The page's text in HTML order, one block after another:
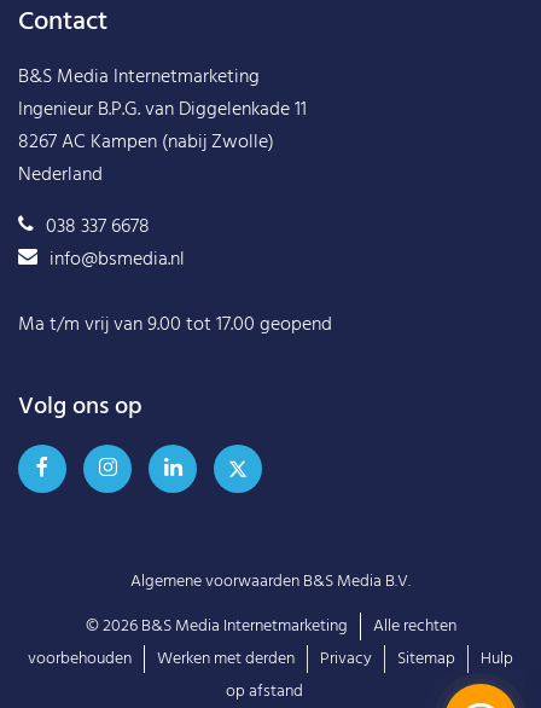
Contact
B&S Media Internetmarketing
Ingenieur B.P.G. van Diggelenkade 11
8267 AC Kampen (nabij Zwolle)
Nederland
038 337 6678
info@bsmedia.nl
Ma t/m vrij van 9.00 tot 17.00 geopend
Volg ons op
Algemene voorwaarden B&S Media B.V.
© 2026B&S Media Internetmarketing
Alle rechten
voorbehouden
Werken met derden Privacy Sitemap
Hulp
op afstand